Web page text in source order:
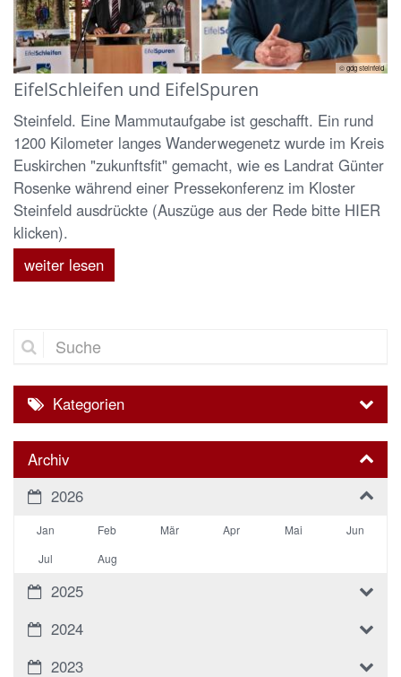
© gdg steinfeld
EifelSchleifen und EifelSpuren
Steinfeld. Eine Mammutaufgabe ist geschafft. Ein rund
1200 Kilometer langes Wanderwegenetz wurde im Kreis
Euskirchen "zukunftsfit" gemacht, wie es Landrat Günter
Rosenke während einer Pressekonferenz im Kloster
Steinfeld ausdrückte (Auszüge aus der Rede bitte HIER
klicken).
weiter lesen
Suche
Kategorien
Archiv
2026
Jan Feb Mär Apr Mai
Jun
Jul
Aug
2025
2024
2023